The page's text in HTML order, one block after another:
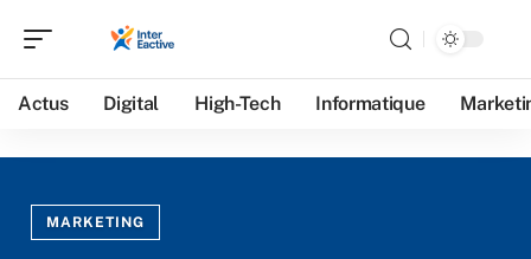
Actus Digital High-Tech Informatique
MARKETING